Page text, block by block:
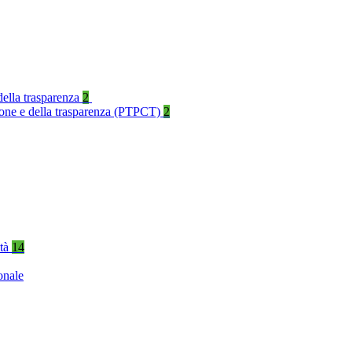
trasparenza 2
e della trasparenza (PTPCT) 2
14